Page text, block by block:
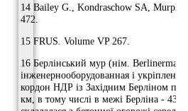
14 Bailey G., Kondraschow SA,
472.
15 FRUS. Volume VP 267.
16 Берлінський мур (нім.
інженернооборудованная і укріплена
кордон НДР із Західним Берліном
км, в тому числі в межі Берліна -